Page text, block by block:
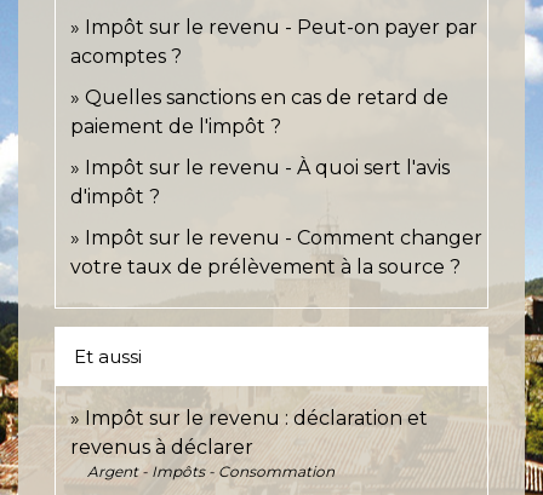
Impôt sur le revenu - Peut-on payer par
acomptes ?
Quelles sanctions en cas de retard de
paiement de l'impôt ?
Impôt sur le revenu - À quoi sert l'avis
d'impôt ?
Impôt sur le revenu - Comment changer
votre taux de prélèvement à la source ?
Et aussi
Impôt sur le revenu : déclaration et
revenus à déclarer
Argent - Impôts - Consommation